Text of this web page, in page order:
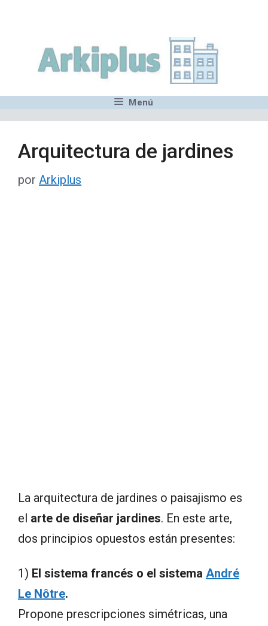
contenido
Menú
Arquitectura de jardines
por Arkiplus
La arquitectura de jardines o paisajismo es
el arte de diseñar jardines. En este arte,
dos principios opuestos están presentes:
1) El sistema francés o el sistema André
Le Nôtre.
Propone prescripciones simétricas, una